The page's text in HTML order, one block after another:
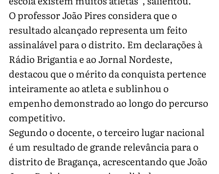
O professor João Pires considera que o
resultado alcançado representa um feito
assinalável para o distrito. Em declarações à
Rádio Brigantia e ao Jornal Nordeste,
destacou que o mérito da conquista pertence
inteiramente ao atleta e sublinhou o
empenho demonstrado ao longo do percurso
competitivo.
Segundo o docente, o terceiro lugar nacional
é um resultado de grande relevância para o
distrito de Bragança, acrescentando que João